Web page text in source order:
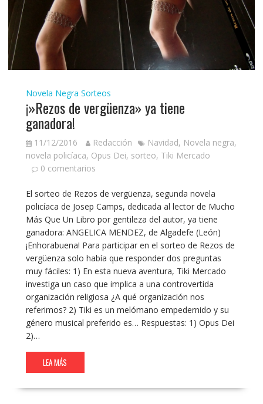
Novela Negra Sorteos
¡»Rezos de vergüenza» ya tiene
ganadora!
11/12/2016 Redacción Navidad, Novela negra,
novela policíaca, Opus Dei, sorteo, Tiki Mercado
0 comentarios
El sorteo de Rezos de vergüenza, segunda novela
policíaca de Josep Camps, dedicada al lector de Mucho
Más Que Un Libro por gentileza del autor, ya tiene
ganadora: ANGELICA MENDEZ, de Algadefe (León)
¡Enhorabuena! Para participar en el sorteo de Rezos de
vergüenza solo había que responder dos preguntas
muy fáciles: 1) En esta nueva aventura, Tiki Mercado
investiga un caso que implica a una controvertida
organización religiosa ¿A qué organización nos
referimos? 2) Tiki es un melómano empedernido y su
género musical preferido es… Respuestas: 1) Opus Dei
2)…
LEA MÁS